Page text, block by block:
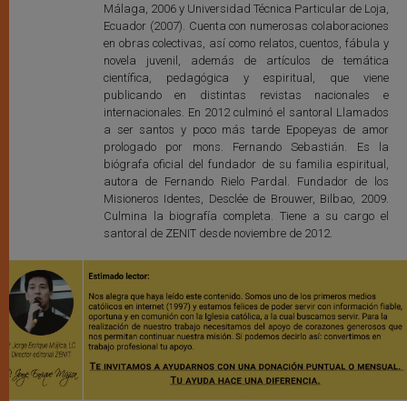
Málaga, 2006 y Universidad Técnica Particular de Loja,
Ecuador (2007). Cuenta con numerosas colaboraciones
en obras colectivas, así como relatos, cuentos, fábula y
novela juvenil, además de artículos de temática
científica, pedagógica y espiritual, que viene
publicando en distintas revistas nacionales e
internacionales. En 2012 culminó el santoral Llamados
a ser santos y poco más tarde Epopeyas de amor
prologado por mons. Fernando Sebastián. Es la
biógrafa oficial del fundador de su familia espiritual,
autora de Fernando Rielo Pardal. Fundador de los
Misioneros Identes, Desclée de Brouwer, Bilbao, 2009.
Culmina la biografía completa. Tiene a su cargo el
santoral de ZENIT desde noviembre de 2012.